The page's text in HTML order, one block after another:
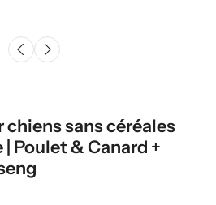
sans céréales
Poulet & Canard +